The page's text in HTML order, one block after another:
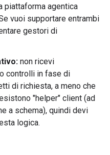
piattaforma agentica
vuoi supportare entrambi
gestori di
non ricevi
controlli in fase di
di richiesta, a meno che
"helper" client (ad
a schema), quindi devi
logica.